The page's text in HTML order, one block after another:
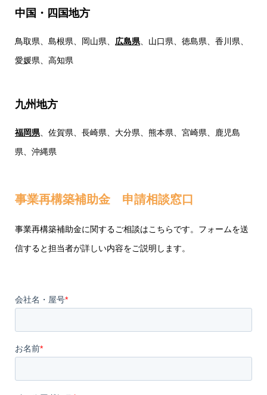
中国・四国地方
鳥取県、島根県、岡山県、 広島県、山口県、徳島県、香川県、
愛媛県、高知県
九州地方
福岡県、佐賀県、長崎県、大分県、熊本県、宮崎県、鹿児島
県、沖縄県
事業再構築補助金 申請相談窓口
事業再構築補助金に関するご相談はこちらです。フォームを送
信すると担当者が詳しい内容をご説明します。